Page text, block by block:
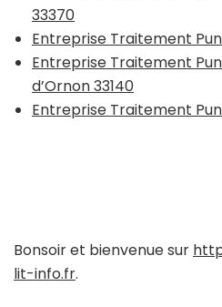
33370
Entreprise Traitement
Entreprise Traitement
d’Ornon 33140
Entreprise Traitement
Bonsoir et bienvenue sur
lit-info.fr.